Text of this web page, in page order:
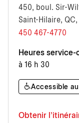
450, boul. Sir-
Saint-Hilaire,
450 467-4770
Heures service-
à 16 h 30
Accessible
Obtenir